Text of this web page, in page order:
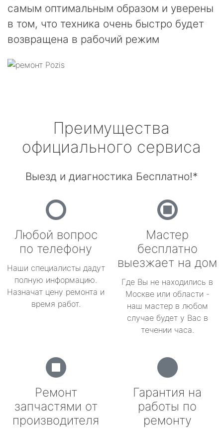
самым оптимальным образом и уверены
в том, что техника очень быстро будет
возвращена в рабочий режим
Преимущества
официального сервиса
Выезд и диагностика Бесплатно!*
Любой вопрос
по телефону
Наши специалисты дадут
полную информацию.
Назначат цену ремонта и
время работ.
Мастер
бесплатно
выезжает на дом
Где Вы не находились в
Москве или области -
наш мастер в любом
случае будет у Вас в
течении часа.
Ремонт
запчастями от
производителя
Гарантия на
работы по
ремонту